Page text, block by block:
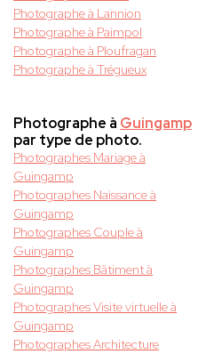
Photographe à Lannion
Photographe à Paimpol
Photographe à Ploufragan
Photographe à Trégueux
Photographe à Guingamp
par type de photo.
Photographes Mariage à
Guingamp
Photographes Naissance à
Guingamp
Photographes Couple à
Guingamp
Photographes Bâtiment à
Guingamp
Photographes Visite virtuelle à
Guingamp
Photographes Architecture